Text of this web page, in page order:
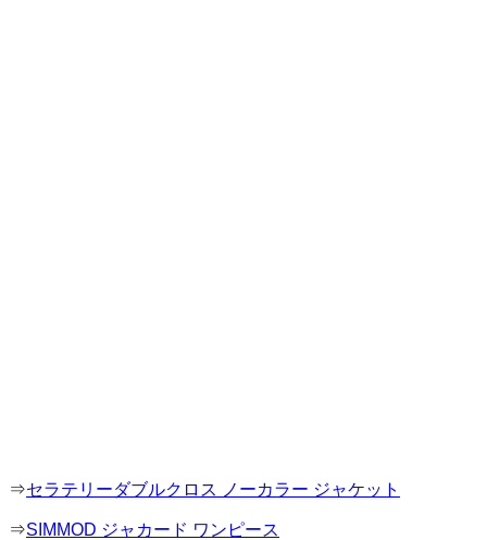
⇒セラテリーダブルクロス ノーカラー ジャケット
⇒SIMMOD ジャカード ワンピース